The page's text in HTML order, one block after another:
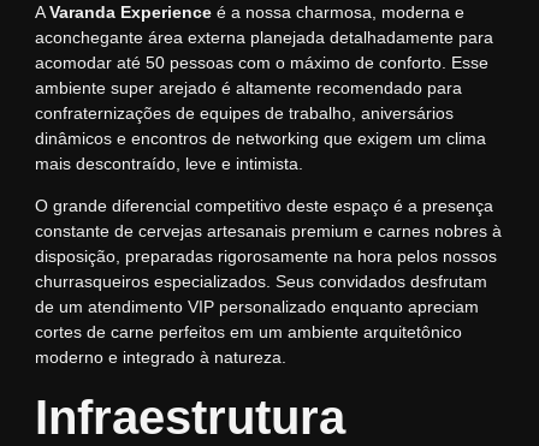
AVaranda Experienceé a nossa charmosa, moderna e
aconchegante área externa planejada detalhadamente para
acomodar até 50 pessoas com o máximo de conforto. Esse
ambiente super arejado é altamente recomendado para
confraternizações de equipes de trabalho, aniversários
dinâmicos e encontros de networking que exigem um clima
mais descontraído, leve e intimista.
O grande diferencial competitivo deste espaço é a presença
constante de cervejas artesanais premium e carnes nobres à
disposição, preparadas rigorosamente na hora pelos nossos
churrasqueiros especializados. Seus convidados desfrutam
de um atendimento VIP personalizado enquanto apreciam
cortes de carne perfeitos em um ambiente arquitetônico
moderno e integrado à natureza.
Infraestrutura